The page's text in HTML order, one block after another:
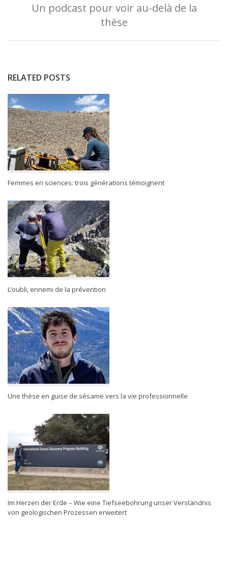
Un podcast pour voir au-delà de la
thèse
RELATED POSTS
Femmes en sciences: trois générations témoignent
L’oubli, ennemi de la prévention
Une thèse en guise de sésame vers la vie professionnelle
Im Herzen der Erde – Wie eine Tiefseebohrung unser Verständnis
von geologischen Prozessen erweitert